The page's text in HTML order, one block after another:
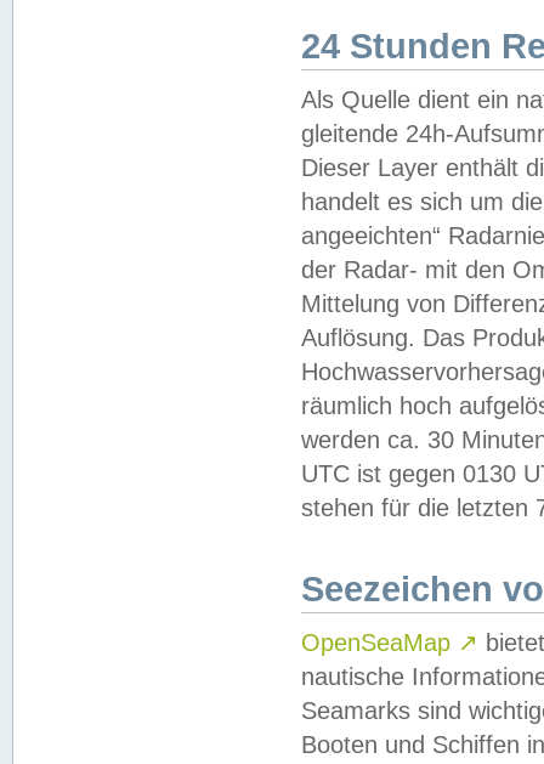
24 Stunden
Als Quelle dient ein
gleitende 24h-
Dieser Layer enthält
handelt es sich um
angeeichten“
der Radar- mit den
Mittelung von
Auflösung. Das
räumlich hoch
werden ca. 30
UTC ist gegen 0130
stehen für die letzten
Seezeichen
OpenSeaMap ↗
nautische
Seamarks sind
Booten und Schiffen